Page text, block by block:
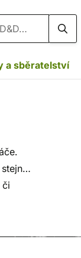
a sběratelství
či